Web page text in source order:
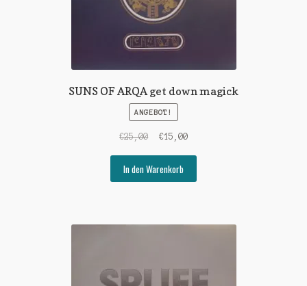
SUNS OF ARQA get down magick
ANGEBOT!
€25,00
Ursprünglicher
war:
€25,00
€15,00Aktueller
€15,00.
In den Warenkorb